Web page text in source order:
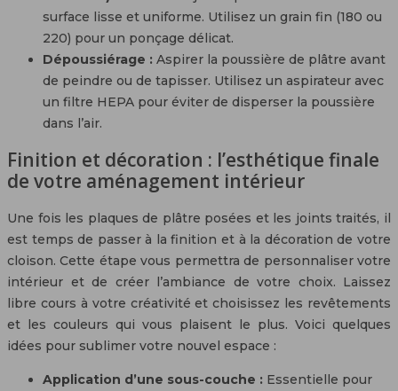
surface lisse et uniforme. Utilisez un grain fin (180 ou
220) pour un ponçage délicat.
Dépoussiérage : Aspirer la poussière de plâtre avant
de peindre ou de tapisser. Utilisez un aspirateur avec
un filtre HEPA pour éviter de disperser la poussière
dans l’air.
Finition et décoration : l’esthétique finale
de votre aménagement intérieur
Une fois les plaques de plâtre posées et les joints traités, il
est temps de passer à la finition et à la décoration de votre
cloison. Cette étape vous permettra de personnaliser votre
intérieur et de créer l’ambiance de votre choix. Laissez
libre cours à votre créativité et choisissez les revêtements
et les couleurs qui vous plaisent le plus. Voici quelques
idées pour sublimer votre nouvel espace :
Application d’une sous-couche : Essentielle pour